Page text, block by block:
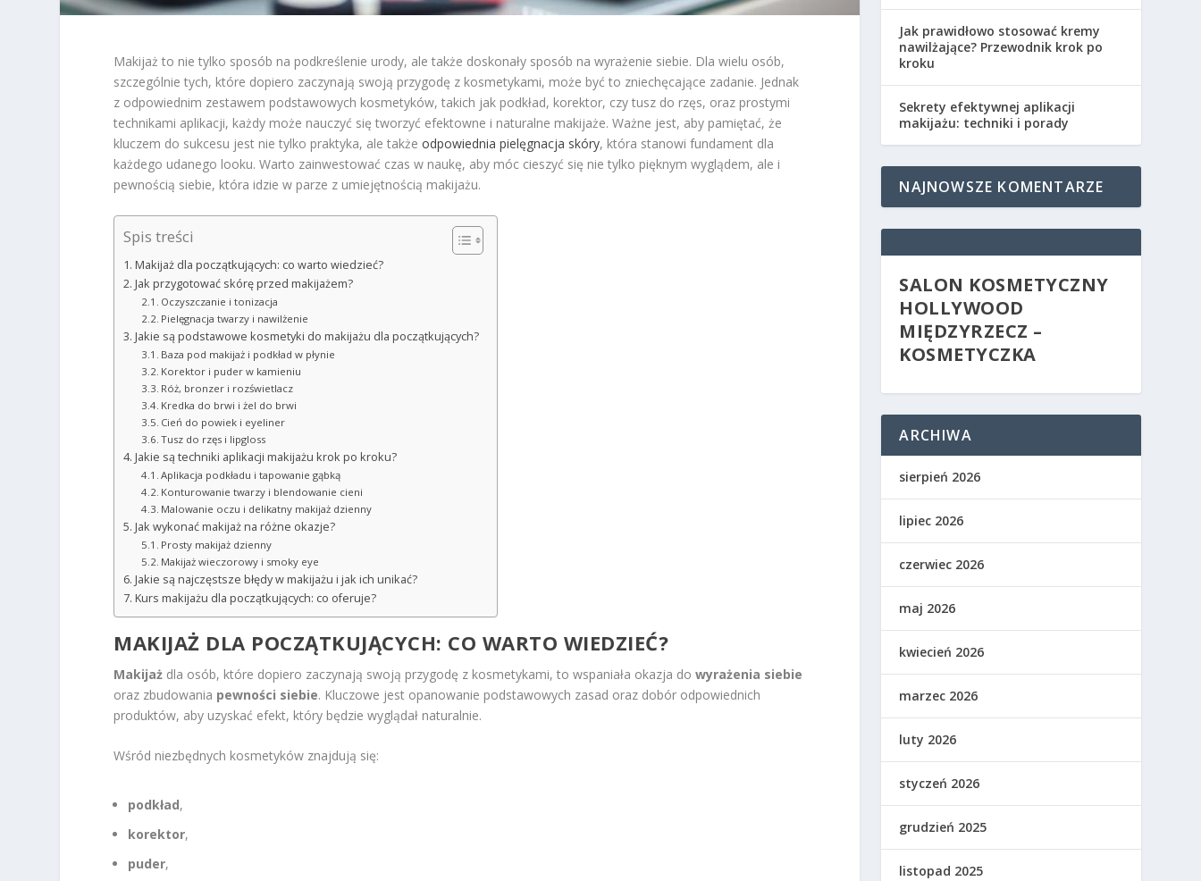
Makijaż to nie tylko sposób na podkreślenie urody, ale także doskonały sposób na wyrażenie siebie. Dla wielu osób,
szczególnie tych, które dopiero zaczynają swoją przygodę z kosmetykami, może być to zniechęcające zadanie. Jednak
z odpowiednim zestawem podstawowych kosmetyków, takich jak podkład, korektor, czy tusz do rzęs, oraz prostymi
technikami aplikacji, każdy może nauczyć się tworzyć efektowne i naturalne makijaże. Ważne jest, aby pamiętać, że
kluczem do sukcesu jest nie tylko praktyka, ale takżeodpowiednia pielęgnacja skóry, która stanowi fundament dla
każdego udanego looku. Warto zainwestować czas w naukę, aby móc cieszyć się nie tylko pięknym wyglądem, ale i
pewnością siebie, która idzie w parze z umiejętnością makijażu.
Spis treści
Makijaż dla początkujących: co warto wiedzieć?
Jak przygotować skórę przed makijażem?
Oczyszczanie i tonizacja
Pielęgnacja twarzy i nawilżenie
Jakie są podstawowe kosmetyki do makijażu dla początkujących?
Baza pod makijaż i podkład w płynie
Korektor i puder w kamieniu
Róż, bronzer i rozświetlacz
Kredka do brwi i żel do brwi
Cień do powiek i eyeliner
Tusz do rzęs i lipgloss
Jakie są techniki aplikacji makijażu krok po kroku?
Aplikacja podkładu i tapowanie gąbką
Konturowanie twarzy i blendowanie cieni
Malowanie oczu i delikatny makijaż dzienny
Jak wykonać makijaż na różne okazje?
Prosty makijaż dzienny
Makijaż wieczorowy i smoky eye
Jakie są najczęstsze błędy w makijażu i jak ich unikać?
Kurs makijażu dla początkujących: co oferuje?
MAKIJAŻ DLA POCZĄTKUJĄCYCH: CO WARTO WIEDZIEĆ?
Makijaż dla osób, które dopiero zaczynają swoją przygodę z kosmetykami, to wspaniała okazja dowyrażenia siebie
oraz zbudowania pewności siebie. Kluczowe jest opanowanie podstawowych zasad oraz dobór odpowiednich
produktów, aby uzyskać efekt, który będzie wyglądał naturalnie.
Wśród niezbędnych kosmetyków znajdują się:
podkład,
korektor,
puder,
Jak prawidłowo stosować kremy
nawilżające? Przewodnik krok po
kroku
Sekrety efektywnej aplikacji
makijażu: techniki i porady
NAJNOWSZE KOMENTARZE
SALON KOSMETYCZNY
HOLLYWOOD
MIĘDZYRZECZ –
KOSMETYCZKA
ARCHIWA
sierpień 2026
lipiec 2026
czerwiec 2026
maj 2026
kwiecień 2026
marzec 2026
luty 2026
styczeń 2026
grudzień 2025
listopad 2025